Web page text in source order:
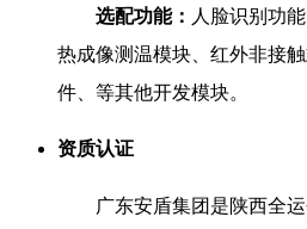
选配功能： 人脸识别功
热成像测温模块、红外非接
件、等其他开发模块。
资质认证
广东安盾集团是陕西全